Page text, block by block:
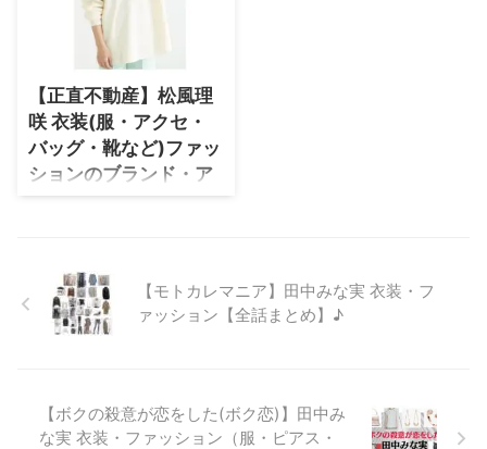
ート・バッグ・パンプスなど)の
ブランド名・購入先をリサーチし
てまとめています♪ 倉科カナ
長）過去に出演したドラマ・映画
の衣装 生年月日 1987年12月23
日(歳) 身長 158 cm ドラマ衣装 情
事と事情 ⇒ 倉科カナさんの衣装
を全部チェック♪ 全話まとめ
【正直不動産】松風理
咲 衣装(服・アクセ・
バッグ・靴など)ファッ
ションのブランド・ア
イテムまとめ♪
くみ)役のドラマ衣装速報♪ 松風
理咲さんの衣装(アクセサリー・
ワンピース・ブラウス・スカー
ト・バッグ・パンプスなど)のブ
(年齢・身長)など参考に♪／ 生年
月日 2001年1月17日(歳) 身長
【モトカレマニア】田中みな実 衣装・フ
ァッション【全話まとめ】♪
【ボクの殺意が恋をした(ボク恋)】田中み
な実 衣装・ファッション（服・ピアス・